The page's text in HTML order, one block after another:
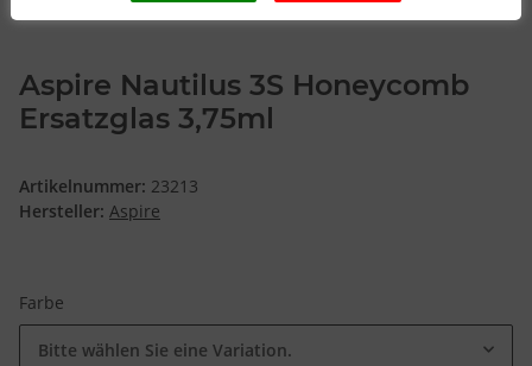
Aspire Nautilus 3S Honeycomb
Ersatzglas 3,75ml
Artikelnummer: 23213
Hersteller: Aspire
Farbe
Bitte wählen Sie eine Variation.